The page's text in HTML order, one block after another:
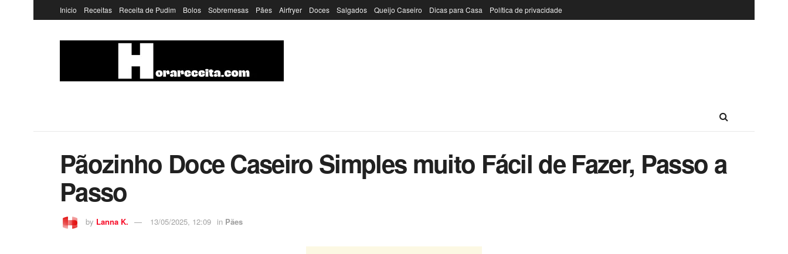
Inicio Receitas Receita de Pudim Bolos Sobremesas Pães Airfryer Doces Salgados Queijo Caseiro Dicas para Casa Política de privacidade
Pãozinho Doce Caseiro Simples muito Fácil de Fazer, Passo a
Passo
by Lanna K. 13/05/2025, 12:09 in Pães